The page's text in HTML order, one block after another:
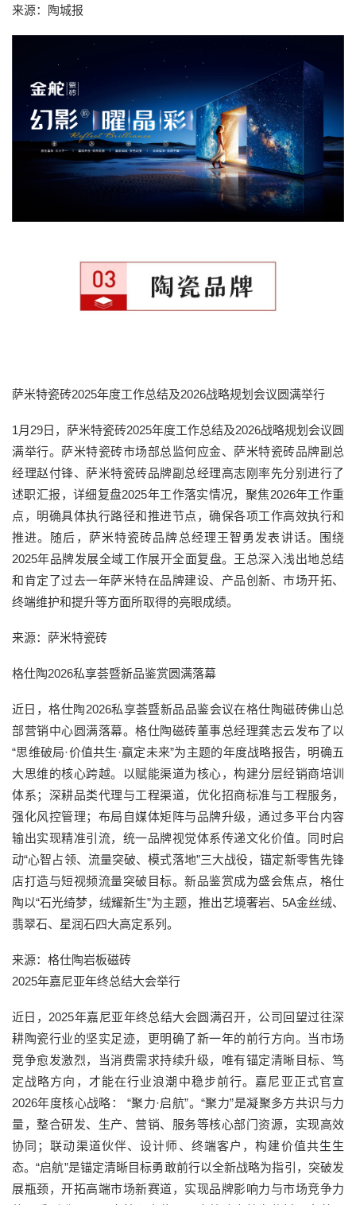
来源：陶城报
萨米特瓷砖2025年度工作总结及2026战略规划会议圆满举行
1月29日，萨米特瓷砖2025年度工作总结及2026战略规划会议圆
满举行。萨米特瓷砖市场部总监何应金、萨米特瓷砖品牌副总
经理赵付锋、萨米特瓷砖品牌副总经理高志刚率先分别进行了
述职汇报，详细复盘2025年工作落实情况，聚焦2026年工作重
点，明确具体执行路径和推进节点，确保各项工作高效执行和
推进。随后，萨米特瓷砖品牌总经理王智勇发表讲话。围绕
2025年品牌发展全域工作展开全面复盘。王总深入浅出地总结
和肯定了过去一年萨米特在品牌建设、产品创新、市场开拓、
终端维护和提升等方面所取得的亮眼成绩。
来源：萨米特瓷砖
格仕陶2026私享荟暨新品鉴赏圆满落幕
近日，格仕陶2026私享荟暨新品品鉴会议在格仕陶磁砖佛山总
部营销中心圆满落幕。格仕陶磁砖董事总经理龚志云发布了以
“思维破局·价值共生·赢定未来”为主题的年度战略报告，明确五
大思维的核心跨越。以赋能渠道为核心，构建分层经销商培训
体系；深耕品类代理与工程渠道，优化招商标准与工程服务，
强化风控管理；布局自媒体矩阵与品牌升级，通过多平台内容
输出实现精准引流，统一品牌视觉体系传递文化价值。同时启
动“心智占领、流量突破、模式落地”三大战役，锚定新零售先锋
店打造与短视频流量突破目标。新品鉴赏成为盛会焦点，格仕
陶以“石光绮梦，绒耀新生”为主题，推出艺境奢岩、5A金丝绒、
翡翠石、星润石四大高定系列。
来源：格仕陶岩板磁砖
2025年嘉尼亚年终总结大会举行
近日，2025年嘉尼亚年终总结大会圆满召开，公司回望过往深
耕陶瓷行业的坚实足迹，更明确了新一年的前行方向。当市场
竞争愈发激烈，当消费需求持续升级，唯有锚定清晰目标、笃
定战略方向，才能在行业浪潮中稳步前行。嘉尼亚正式官宣
2026年度核心战略： “聚力·启航”。“聚力”是凝聚多方共识与力
量，整合研发、生产、营销、服务等核心部门资源，实现高效
协同；联动渠道伙伴、设计师、终端客户，构建价值共生生
态。“启航”是锚定清晰目标勇敢前行以全新战略为指引，突破发
展瓶颈，开拓高端市场新赛道，实现品牌影响力与市场竞争力